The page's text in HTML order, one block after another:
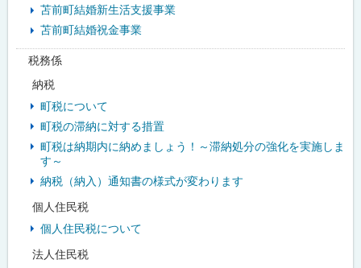
苫前町結婚新生活支援事業
苫前町結婚祝金事業
税務係
納税
町税について
町税の滞納に対する措置
町税は納期内に納めましょう！～滞納処分の強化を実施しま
す～
納税（納入）通知書の様式が変わります
個人住民税
個人住民税について
法人住民税